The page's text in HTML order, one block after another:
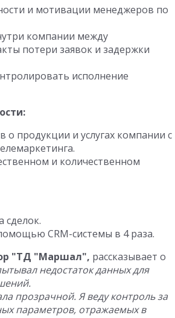
и мотивации менеджеров по
компании между
потери заявок и задержки
исполнение
продукции и услугах компании с
и количественном
сделок.
CRM-системы в 4 раза.
"ТД "Маршал", рассказывает о
недостаток данных для
прозрачной. Я веду контроль за
параметров, отражаемых в